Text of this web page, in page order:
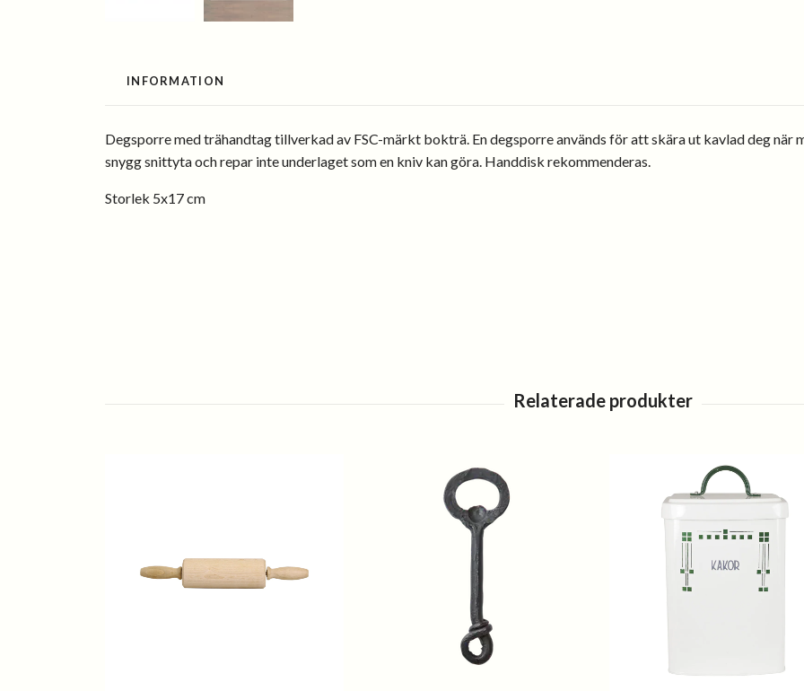
INFORMATION
Degsporre med trähandtag tillverkad av FSC-märkt bokträ. En degsporre används för att skära ut kavlad deg när
snygg snittyta och repar inte underlaget som en kniv kan göra. Handdisk rekommenderas.
Storlek 5x17 cm